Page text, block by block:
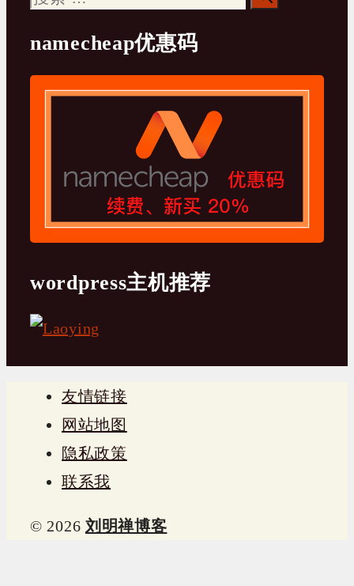
namecheap优惠码
wordpress主机推荐
友情链接
网站地图
隐私政策
联系我
© 2026 刘明禅博客